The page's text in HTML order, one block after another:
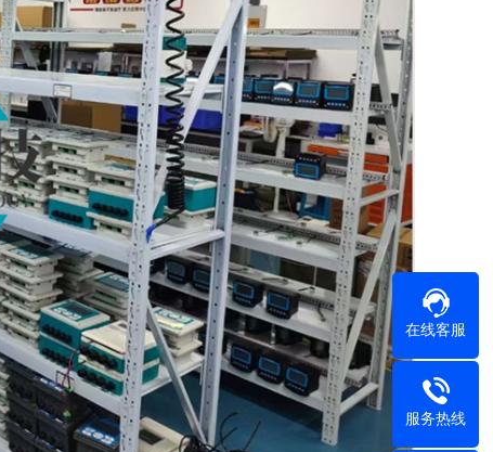
在线客服
服务热线